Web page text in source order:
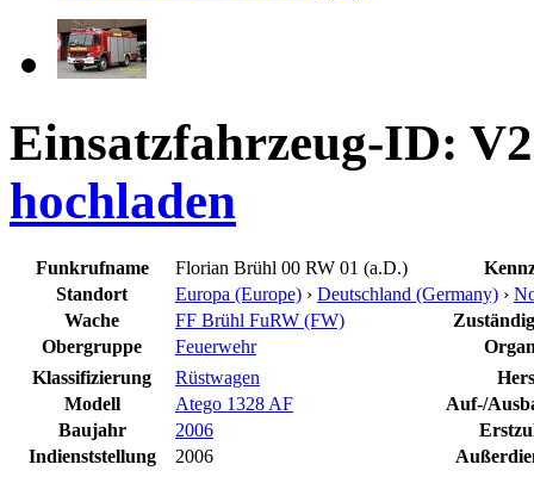
Einsatzfahrzeug-ID:
hochladen
Funkrufname Florian Brühl 00 RW 01 (a.D.)
Standort
Europa (Europe) › Deutschland (Germany) ›
Wache
FF Brühl FuRW (FW)
Obergruppe
Feuerwehr
Klassifizierung
Rüstwagen
Modell
Atego 1328 AF
Auf-/
Baujahr
2006
Indienststellung
2006